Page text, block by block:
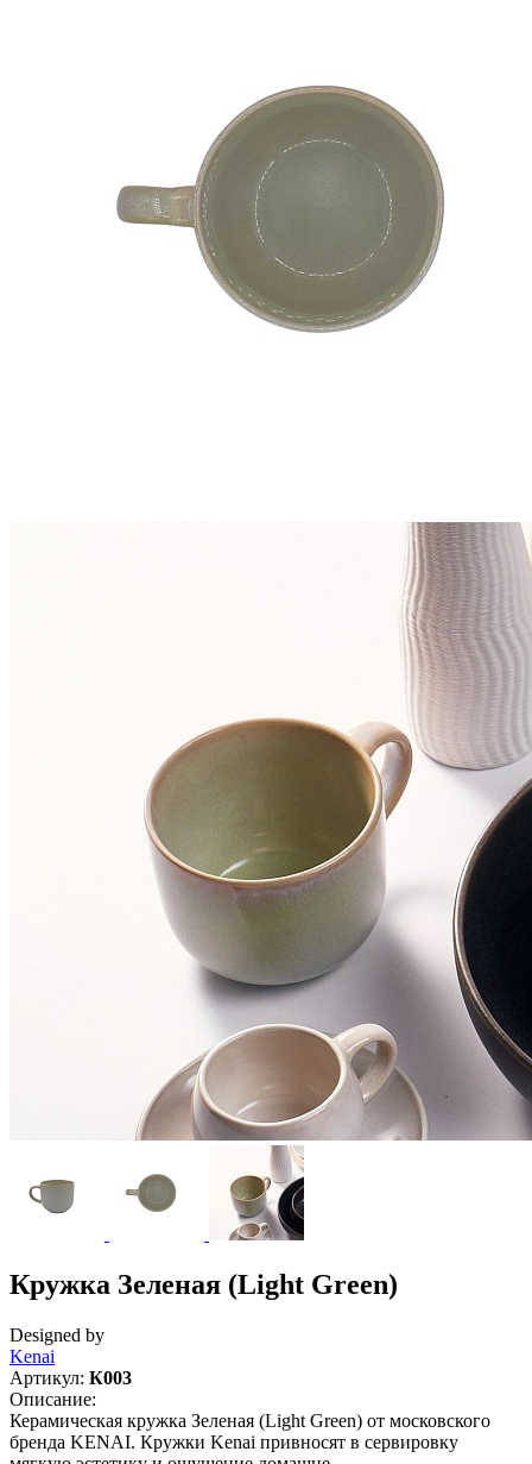
Кружка Зеленая (Light Green)
Designed by
Kenai
Артикул: К003
Описание:
Керамическая кружка Зеленая (Light Green) от московского
бренда KENAI. Кружки Kenai привносят в сервировку